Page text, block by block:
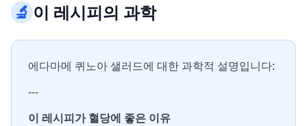
🔬이 레시피의 과학
에다마메 퀴노아 샐러드에 대한 과학적 설명입니다:
---
이 레시피가 혈당에 좋은 이유